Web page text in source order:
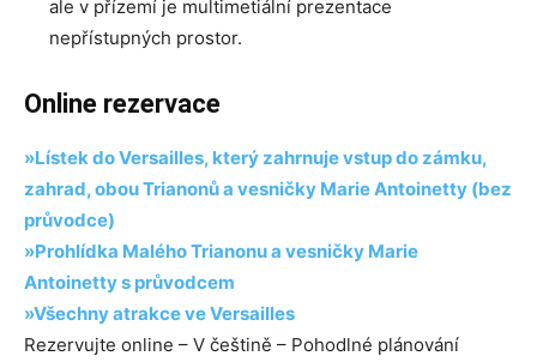
ale v přízemí je multimetiální prezentace
nepřístupných prostor.
Online rezervace
»Lístek do Versailles, který zahrnuje vstup do zámku,
zahrad, obou Trianonů a vesničky Marie Antoinetty (bez
průvodce)
»Prohlídka Malého Trianonu a vesničky Marie
Antoinetty s průvodcem
»Všechny atrakce ve Versailles
Rezervujte online – V češtině – Pohodlné plánování